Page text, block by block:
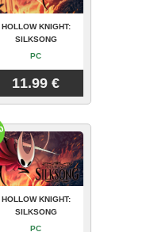
HOLLOW KNIGHT:
SILKSONG
PC
11.99 €
HOLLOW KNIGHT:
SILKSONG
PC